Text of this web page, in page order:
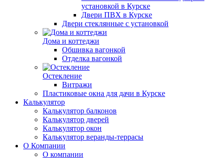
установкой в Курске
Двери ПВХ в Курске
Двери стеклянные с установкой
Дома и коттеджи
Обшивка вагонкой
Отделка вагонкой
Остекление
Витражи
Пластиковые окна для дачи в Курске
Калькулятор
Калькулятор балконов
Калькулятор дверей
Калькулятор окон
Калькулятор веранды-террасы
О Компании
О компании